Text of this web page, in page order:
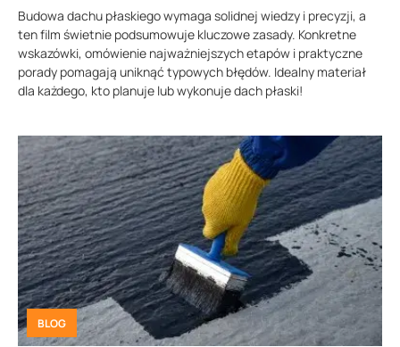
Budowa dachu płaskiego wymaga solidnej wiedzy i precyzji, a
ten film świetnie podsumowuje kluczowe zasady. Konkretne
wskazówki, omówienie najważniejszych etapów i praktyczne
porady pomagają uniknąć typowych błędów. Idealny materiał
dla każdego, kto planuje lub wykonuje dach płaski!
BLOG